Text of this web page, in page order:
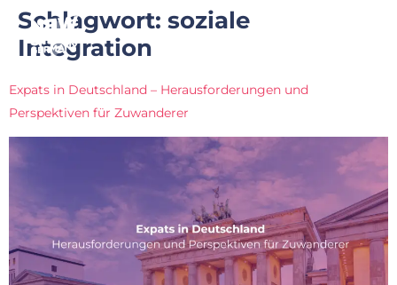
Schlagwort: soziale
Integration
Expats in Deutschland – Herausforderungen und
Perspektiven für Zuwanderer